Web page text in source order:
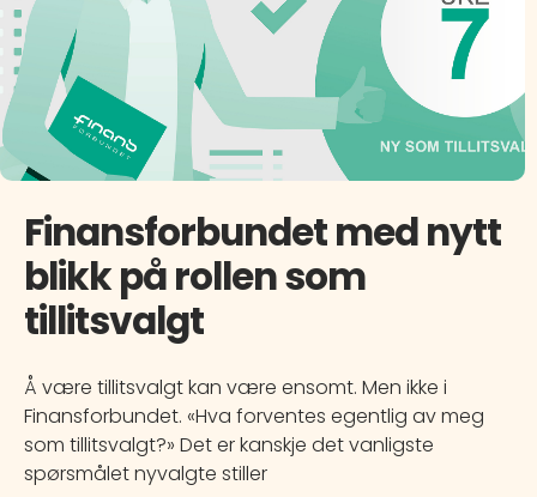
Finansforbundet med nytt
blikk på rollen som
tillitsvalgt
Å være tillitsvalgt kan være ensomt. Men ikke i
Finansforbundet. «Hva forventes egentlig av meg
som tillitsvalgt?» Det er kanskje det vanligste
spørsmålet nyvalgte stiller